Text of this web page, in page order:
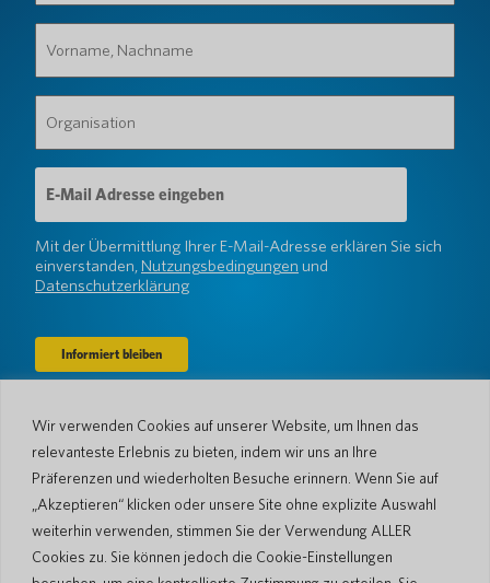
Wir verwenden Cookies auf unserer Website, um Ihnen das
relevanteste Erlebnis zu bieten, indem wir uns an Ihre
Präferenzen und wiederholten Besuche erinnern. Wenn Sie auf
„Akzeptieren“ klicken oder unsere Site ohne explizite Auswahl
weiterhin verwenden, stimmen Sie der Verwendung ALLER
Cookies zu. Sie können jedoch die Cookie-Einstellungen
Nachname
(erforderlich)
(erforderlich)
E-
Mail-
Adresse
(erforderlich)
Mit der Übermittlung Ihrer E-Mail-Adresse erklären Sie sich
einverstanden, Nutzungsbedingungen und
Datenschutzerklärung
Unternehmen
Über uns
Sprachen & Länder
Der Blog
Nachrichtenraum
#AllSpokenHere
Unterstützung